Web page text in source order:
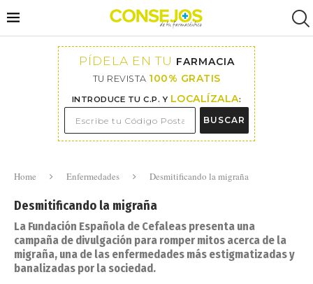
PÍDELA EN TU FARMACIA
TU REVISTA 100% GRATIS
INTRODUCE TU C.P. Y LOCALÍZALA:
BUSCAR
Home Enfermedades Desmitificando la migraña
Desmitificando la migraña
La Fundación Española de Cefaleas presenta una
campaña de divulgación para romper mitos acerca de la
migraña, una de las enfermedades más estigmatizadas y
banalizadas por la sociedad.